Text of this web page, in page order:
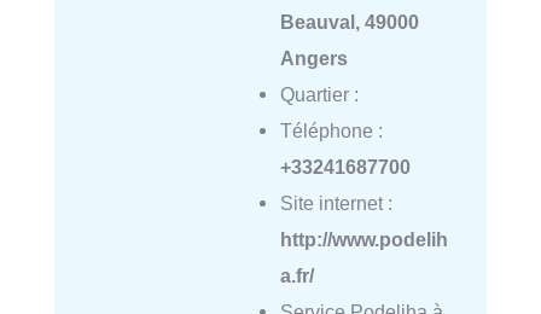
Beauval, 49000
Angers
Quartier :
Téléphone :
+33241687700
Site internet :
http://www.podelih
a.fr/